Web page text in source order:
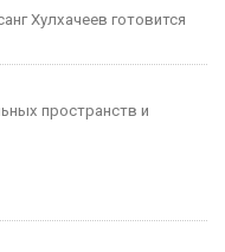
борьбу с
адресный
водитель